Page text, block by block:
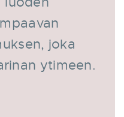
joka
ytimeen.